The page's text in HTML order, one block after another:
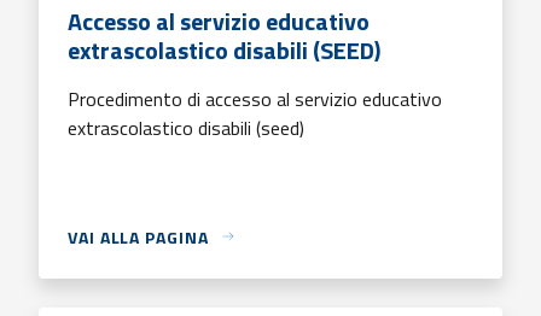
Accesso al servizio educativo
extrascolastico disabili (SEED)
Procedimento di accesso al servizio educativo
extrascolastico disabili (seed)
VAI ALLA PAGINA